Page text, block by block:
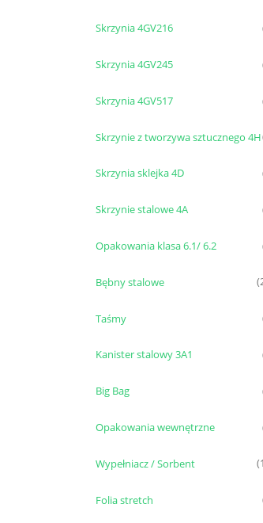
Skrzynia 4GV216
Skrzynia 4GV245
Skrzynia 4GV517
Skrzynie z tworzywa sztucznego 4H
Skrzynia sklejka 4D
Skrzynie stalowe 4A
Opakowania klasa 6.1/ 6.2
Bębny stalowe
Taśmy
Kanister stalowy 3A1
Big Bag
Opakowania wewnętrzne
Wypełniacz / Sorbent
Folia stretch